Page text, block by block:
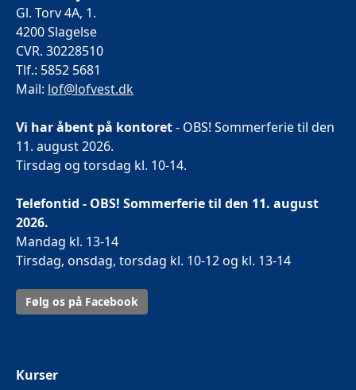
Gl. Torv 4A, 1.
4200 Slagelse
CVR. 30228510
Tlf.: 5852 5681
Mail: lof@lofvest.dk
Vi har åbent på kontoret- OBS! Sommerferie til den
11. august 2026.
Tirsdag og torsdag kl. 10-14.
Telefontid - OBS! Sommerferie til den 11. august
2026.
Mandag kl. 13-14
Tirsdag, onsdag, torsdag kl. 10-12 og kl. 13-14
Følg os på Facebook
Kurser